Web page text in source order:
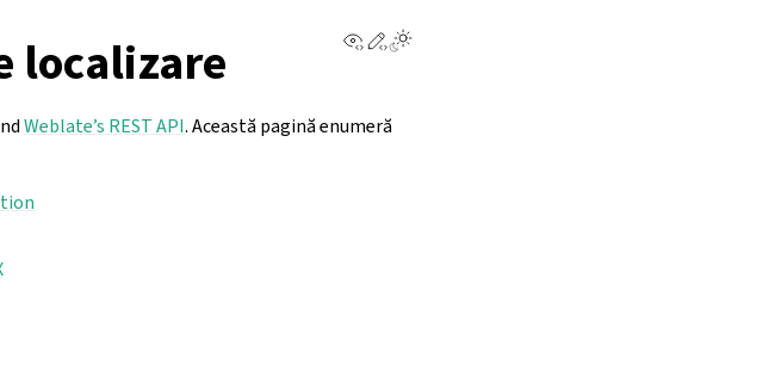
View this page
Edit this page
localizare
Weblate’s REST API. Această pagină enumeră